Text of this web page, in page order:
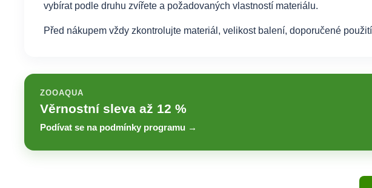
vybírat podle druhu zvířete a požadovaných vlastností materiálu.
Před nákupem vždy zkontrolujte materiál, velikost balení, doporučené
ZOOAQUA
Věrnostní sleva až 12 %
Podívat se na podmínky programu →